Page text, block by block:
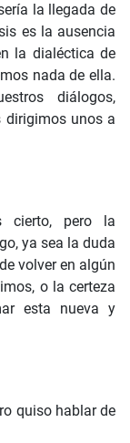
la llegada de
es la ausencia
la dialéctica de
nada de ella.
diálogos,
unos a
cierto, pero la
ya sea la duda
volver en algún
o la certeza
esta nueva y
quiso hablar de